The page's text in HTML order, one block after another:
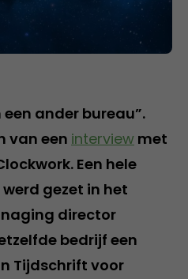
ander bureau”.
van een interview met
Een hele
gezet in het
director
bedrijf een
Tijdschrift voor